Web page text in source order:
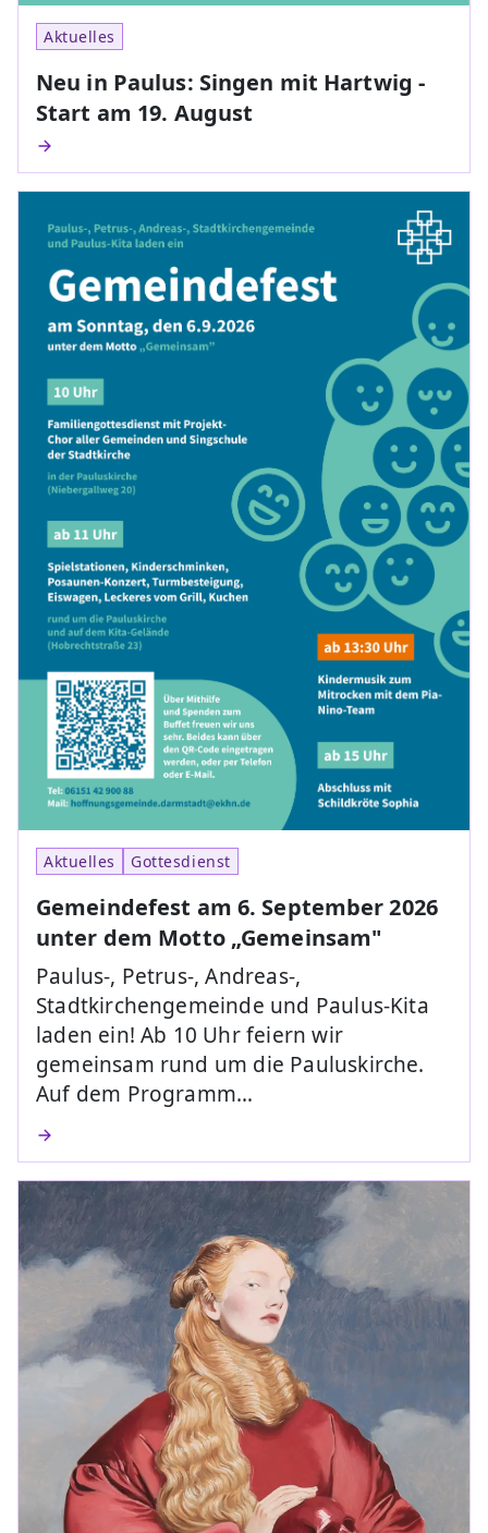
Aktuelles
Neu in Paulus: Singen mit Hartwig -
Start am 19. August
Aktuelles Gottesdienst
Gemeindefest am 6. September 2026
unter dem Motto „Gemeinsam"
Paulus-, Petrus-, Andreas-,
Stadtkirchengemeinde und Paulus-Kita
laden ein! Ab 10 Uhr feiern wir
gemeinsam rund um die Pauluskirche.
Auf dem Programm…